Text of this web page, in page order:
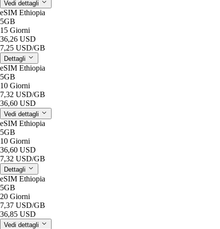
Vedi dettagli
eSIM Ethiopia
5GB
15 Giorni
36,26 USD
7,25 USD/GB
Dettagli
eSIM Ethiopia
5GB
10 Giorni
7,32 USD/GB
36,60 USD
Vedi dettagli
eSIM Ethiopia
5GB
10 Giorni
36,60 USD
7,32 USD/GB
Dettagli
eSIM Ethiopia
5GB
20 Giorni
7,37 USD/GB
36,85 USD
Vedi dettagli